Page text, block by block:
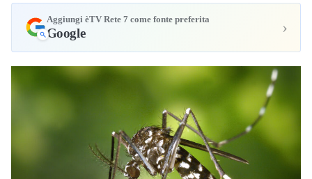
Aggiungi èTV Rete 7 come fonte preferita
Google ›